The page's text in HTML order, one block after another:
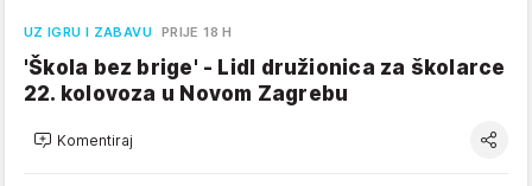
UZ IGRU I ZABAVU PRIJE 18 H
'Škola bez brige' - Lidl družionica za školarce
22. kolovoza u Novom Zagrebu
Komentiraj